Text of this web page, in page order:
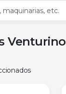
Venturino